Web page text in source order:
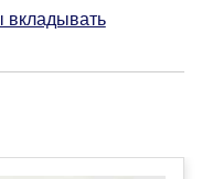
вкладывать